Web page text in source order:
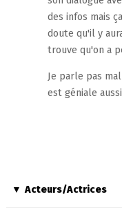
des infos mais
doute qu'il y
trouve qu'on a
Je parle pas
est géniale
Acteurs/Actrices